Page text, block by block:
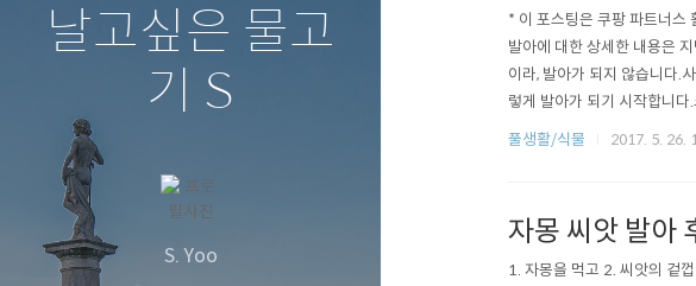
날고싶은 물고
기 S
S. Yoo
* 이 포스팅은 쿠팡 파트너스
발아에 대한 상세한 내용은
이라, 발아가 되지 않습니다.
렇게 발아가 되기 시작합니
올이 마르지 않도록 주의하셔
풀생활/식물 2017. 5. 26.
자몽 씨앗 발아
1. 자몽을 먹고 2. 씨앗의 겉